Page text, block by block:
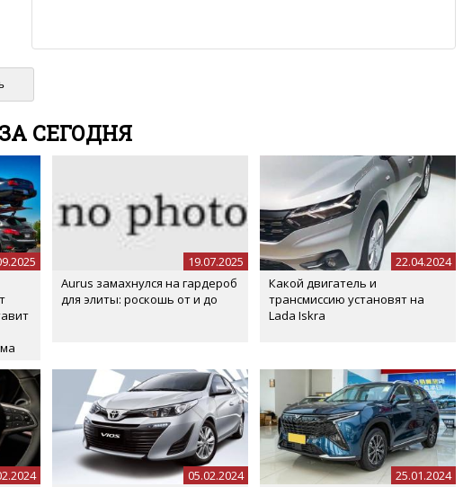
рекламу!
терпением, все комментарии публикуются только после модерации, поэтому
появиться на сайте с некоторым опозданием.
СЕГОДНЯ
Aurus замахнулся на гардероб
для элиты: роскошь от и до
19.07.2025
Какой двигатель и
трансмиссию установят на
Lada Iskra
22.04.2024
05.02.2024
25.01.2024